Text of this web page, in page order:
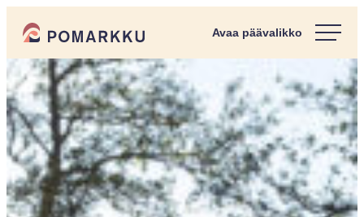
Siirry
suoraan
sisältöön
Pomarkun kunta
kotipaikka
sinulle.